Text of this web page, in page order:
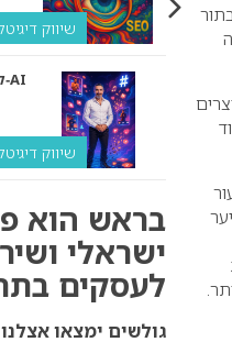
שיווק
קידום אתרים ל‑AI
שיווק
בראש הוא
ישראלי
לעסקים
גולשים ימצאו